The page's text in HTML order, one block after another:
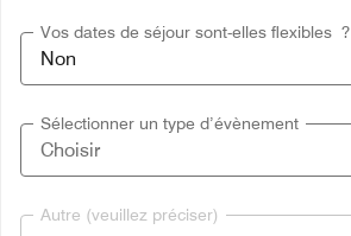
Vos dates de séjour sont-elles flexibles ?
Sélectionner un type d’évènement
Autre (veuillez préciser)